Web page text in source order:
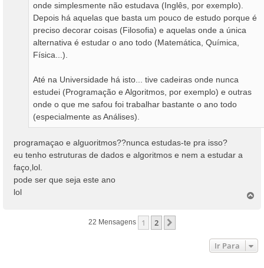
onde simplesmente não estudava (Inglês, por exemplo).
Depois há aquelas que basta um pouco de estudo porque é
preciso decorar coisas (Filosofia) e aquelas onde a única
alternativa é estudar o ano todo (Matemática, Química,
Física...).
Até na Universidade há isto... tive cadeiras onde nunca
estudei (Programação e Algoritmos, por exemplo) e outras
onde o que me safou foi trabalhar bastante o ano todo
(especialmente as Análises).
programaçao e alguoritmos??nunca estudas-te pra isso?
eu tenho estruturas de dados e algoritmos e nem a estudar a
faço,lol.
pode ser que seja este ano
lol
22 Mensagens 1 2
Ir Para